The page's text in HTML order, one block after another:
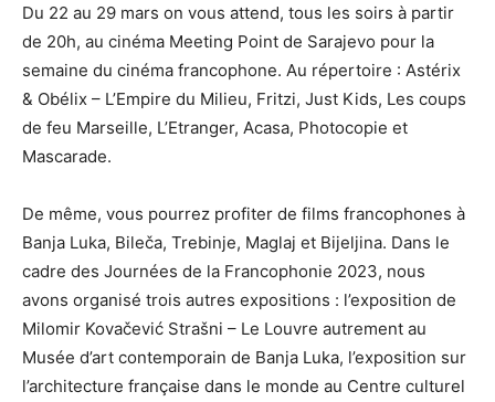
Du 22 au 29 mars on vous attend, tous les soirs à partir
de 20h, au cinéma Meeting Point de Sarajevo pour la
semaine du cinéma francophone. Au répertoire : Astérix
& Obélix – L’Empire du Milieu, Fritzi, Just Kids, Les coups
de feu Marseille, L’Etranger, Acasa, Photocopie et
Mascarade.
De même, vous pourrez profiter de films francophones à
Banja Luka, Bileča, Trebinje, Maglaj et Bijeljina. Dans le
cadre des Journées de la Francophonie 2023, nous
avons organisé trois autres expositions : l’exposition de
Milomir Kovačević Strašni – Le Louvre autrement au
Musée d’art contemporain de Banja Luka, l’exposition sur
l’architecture française dans le monde au Centre culturel